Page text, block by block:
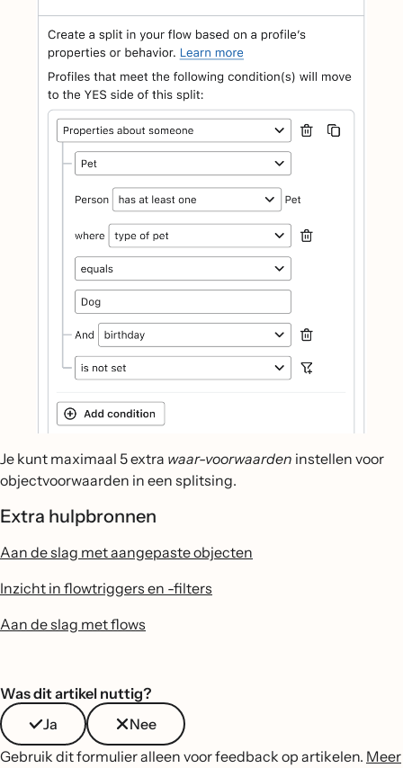
Je kunt maximaal 5 extra waar-voorwaarden instellen voor
objectvoorwaarden in een splitsing.
Extra hulpbronnen
Aan de slag met aangepaste objecten
Inzicht in flowtriggers en -filters
Aan de slag met flows
Was dit artikel nuttig?
Ja
Nee
Gebruik dit formulier alleen voor feedback op artikelen. Meer